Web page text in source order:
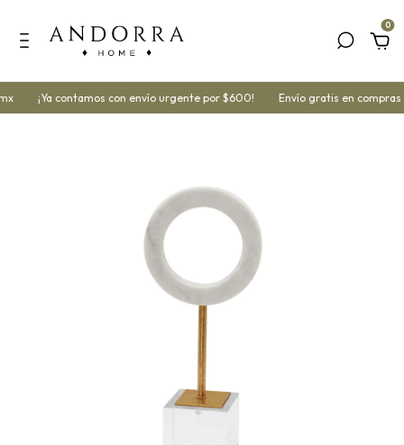
0
¡Ya contamos con envío urgente por $600! Envío gratis en compras